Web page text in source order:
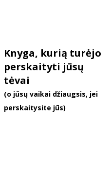
Knyga, kurią turėjo
perskaityti jūsų
tėvai
(o jūsų vaikai džiaugsis, jei
perskaitysite jūs)